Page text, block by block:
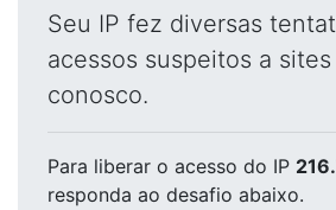
Seu IP fez diversas
acessos suspeitos a
conosco.
Para liberar o acesso do IP
responda ao desafio abaixo.